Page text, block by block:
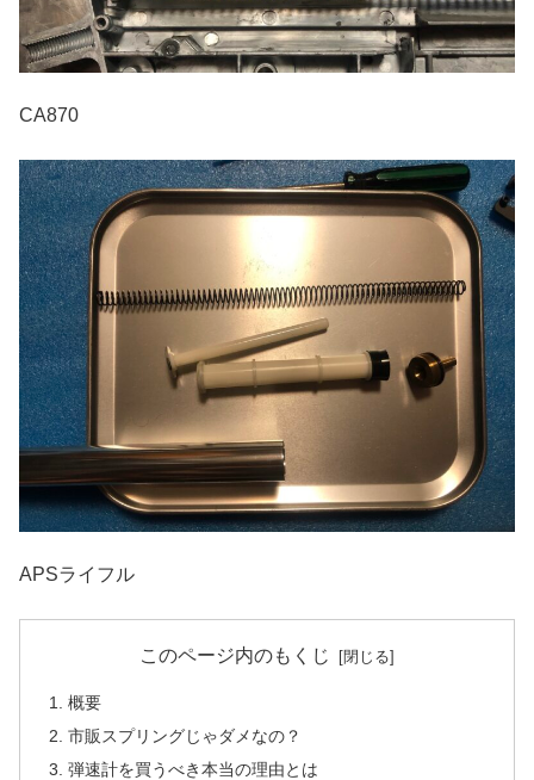
CA870
APSライフル
このページ内のもくじ
概要
市販スプリングじゃダメなの？
弾速計を買うべき本当の理由とは